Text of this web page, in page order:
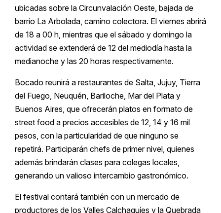
ubicadas sobre la Circunvalación Oeste, bajada de
barrio La Arbolada, camino colectora. El viernes abrirá
de 18 a 00 h, mientras que el sábado y domingo la
actividad se extenderá de 12 del mediodía hasta la
medianoche y las 20 horas respectivamente.
Bocado reunirá a restaurantes de Salta, Jujuy, Tierra
del Fuego, Neuquén, Bariloche, Mar del Plata y
Buenos Aires, que ofrecerán platos en formato de
street food a precios accesibles de 12, 14 y 16 mil
pesos, con la particularidad de que ninguno se
repetirá. Participarán chefs de primer nivel, quienes
además brindarán clases para colegas locales,
generando un valioso intercambio gastronómico.
El festival contará también con un mercado de
productores de los Valles Calchaquíes y la Quebrada